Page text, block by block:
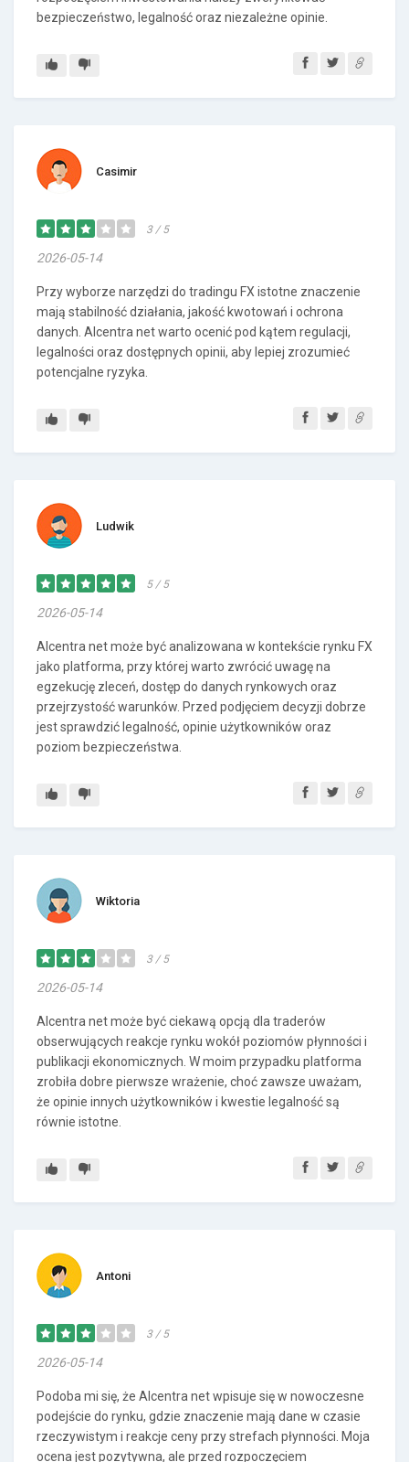
bezpieczeństwo, legalność oraz niezależne opinie.
Casimir
3 / 5
2026-05-14
Przy wyborze narzędzi do tradingu FX istotne znaczenie
mają stabilność działania, jakość kwotowań i ochrona
danych. Alcentra net warto ocenić pod kątem regulacji,
legalności oraz dostępnych opinii, aby lepiej zrozumieć
potencjalne ryzyka.
Ludwik
5 / 5
2026-05-14
Alcentra net może być analizowana w kontekście rynku FX
jako platforma, przy której warto zwrócić uwagę na
egzekucję zleceń, dostęp do danych rynkowych oraz
przejrzystość warunków. Przed podjęciem decyzji dobrze
jest sprawdzić legalność, opinie użytkowników oraz
poziom bezpieczeństwa.
Wiktoria
3 / 5
2026-05-14
Alcentra net może być ciekawą opcją dla traderów
obserwujących reakcje rynku wokół poziomów płynności i
publikacji ekonomicznych. W moim przypadku platforma
zrobiła dobre pierwsze wrażenie, choć zawsze uważam,
że opinie innych użytkowników i kwestie legalność są
równie istotne.
Antoni
3 / 5
2026-05-14
Podoba mi się, że Alcentra net wpisuje się w nowoczesne
podejście do rynku, gdzie znaczenie mają dane w czasie
rzeczywistym i reakcje ceny przy strefach płynności. Moja
ocena jest pozytywna, ale przed rozpoczęciem